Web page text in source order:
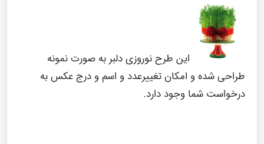
این طرح نوروزی دلبر به صورت نمونه
طراحی شده و امکان تغییرعدد و اسم و درج عکس به
درخواست شما وجود دارد.